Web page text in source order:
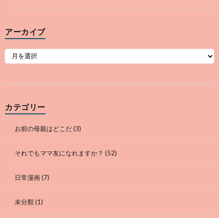
アーカイブ
カテゴリー
お前の母親はどこだ(3)
それでもママ友になれますか？ (52)
日常漫画(7)
未分類(1)